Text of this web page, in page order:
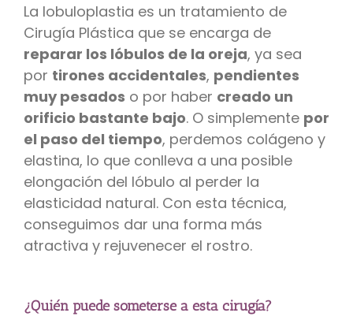
La lobuloplastia es un tratamiento de
Cirugía Plástica que se encarga de
reparar los lóbulos de la oreja, ya sea
por tirones accidentales, pendientes
muy pesados o por haber creado un
orificio bastante bajo. O simplemente por
el paso del tiempo, perdemos colágeno y
elastina, lo que conlleva a una posible
elongación del lóbulo al perder la
elasticidad natural. Con esta técnica,
conseguimos dar una forma más
atractiva y rejuvenecer el rostro.
¿Quién puede someterse a esta cirugía?